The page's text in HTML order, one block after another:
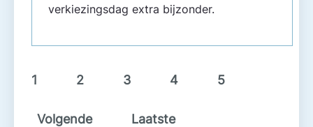
verkiezingsdag extra bijzonder.
1 2 3 4 5
Volgende Laatste